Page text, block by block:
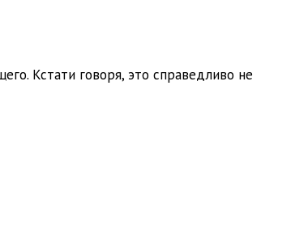
Кстати говоря, это справедливо не